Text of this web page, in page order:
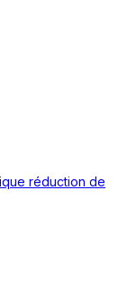
réduction de